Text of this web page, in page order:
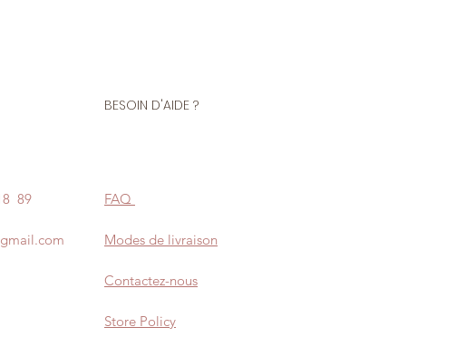
BESOIN D'AIDE ?
89 FAQ
Modes de livraison
Contactez-nous
Store Policy